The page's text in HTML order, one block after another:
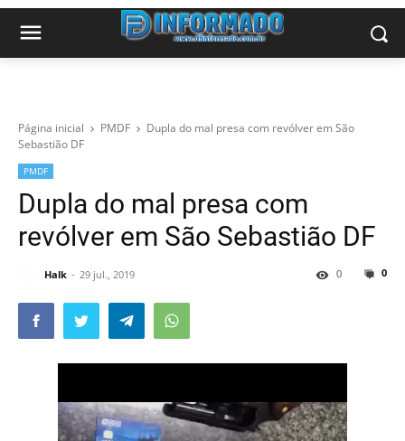
Página inicial PMDF
Dupla do mal presa com revólver em São
Sebastião DF
PMDF
Dupla do mal presa com
revólver em São Sebastião DF
Halk 29 jul., 2019 0
0